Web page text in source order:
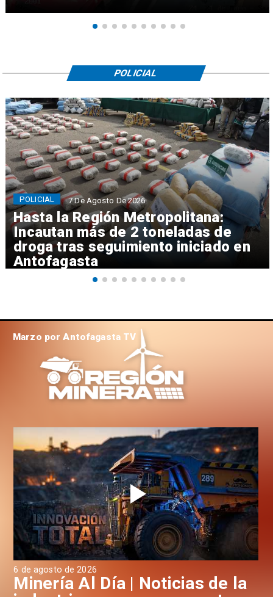
Hasta la Región Metropolitana:
Incautan más de 2 toneladas de
droga tras seguimiento iniciado en
Antofagasta
POLICIAL 7 De Agosto De 2026
POLICIAL
6 de agosto de 2026
Minería Al Día | Noticias de la
Marzo por Antofagasta TV